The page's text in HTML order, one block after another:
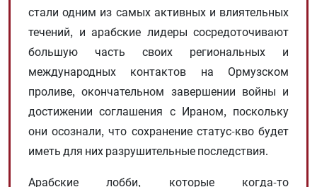
стали одним из самых активных и влиятельных
течений, и арабские лидеры сосредоточивают
большую часть своих региональных и
международных контактов на Ормузском
проливе, окончательном завершении войны и
достижении соглашения с Ираном, поскольку
они осознали, что сохранение статус-кво будет
иметь для них разрушительные последствия.
Арабские лобби, которые когда-то